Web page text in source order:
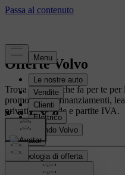
Offerte Volvo
Trova l’offerta che fa per te
promozionali, finanziamenti,
privati o aziende e partite IVA.
Filtro
Tipologia di offerta